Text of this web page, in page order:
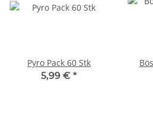
Pyro Pack 60 Stk
5,99 € *